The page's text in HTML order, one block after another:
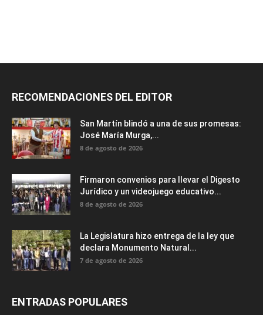
RECOMENDACIONES DEL EDITOR
San Martín blindó a una de sus promesas:
José María Murga,...
8 de agosto de 2026
Firmaron convenios para llevar el Digesto
Jurídico y un videojuego educativo...
8 de agosto de 2026
La Legislatura hizo entrega de la ley que
declara Monumento Natural...
7 de agosto de 2026
ENTRADAS POPULARES